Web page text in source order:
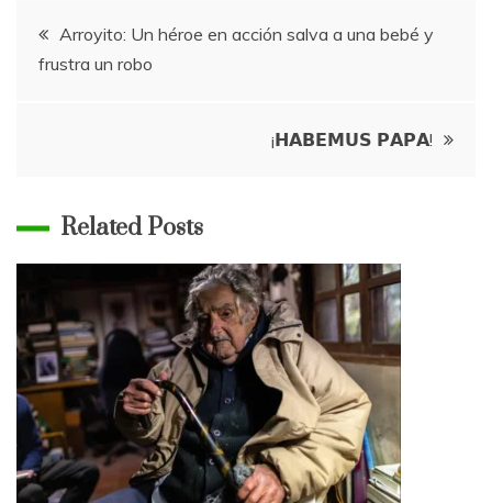
Navegación
de
Arroyito: Un héroe en acción salva a una bebé y
frustra un robo
¡𝗛𝗔𝗕𝗘𝗠𝗨𝗦 𝗣𝗔𝗣𝗔!
Related Posts